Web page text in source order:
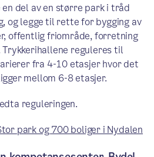
del av en større park i tråd
og legge til rette for bygging av
offentlig friområde, forretning
reguleres til
fra 4-10 etasjer hvor det
mellom 6-8 etasjer.
reguleringen.
park og 700 boliger i Nydalen